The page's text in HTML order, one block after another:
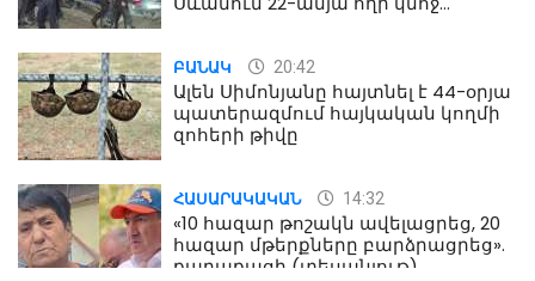
ԲԱՆԱԿ 20:42
Ալեն Սիմոնյանը հայտնել է 44-օրյա
պատերազմում հայկական կողմի
զոհերի թիվը
ՀԱՍԱՐԱԿԱԿԱՆ 14:32
«10 հազար թոշակն ավելացրեց, 20
հազար մթերքները բարձրացրեց».
քաղաքացի (տեսանյութ)